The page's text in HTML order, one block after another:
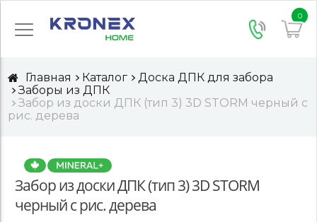
0
Главная Каталог
Доска ДПК для забора
Заборы из ДПК
Забор из доски ДПК (тип 3) 3D STORM черный с
рис. дерева
Забор из доски ДПК (тип 3) 3D STORM
черный с рис. дерева